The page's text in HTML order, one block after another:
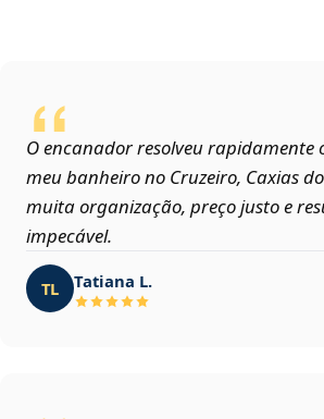
O encanador resolveu rapidamente
meu banheiro no Cruzeiro, Caxias do
muita organização, preço justo e
impecável.
TL Tatiana L.